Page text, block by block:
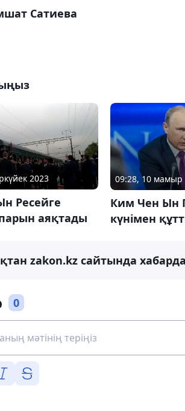
Сатиева
2023
Ресейге
аяқтады
09:28, 10 мамыр
Ким Чен Ын
күнімен
zakon.kz сайтында
0